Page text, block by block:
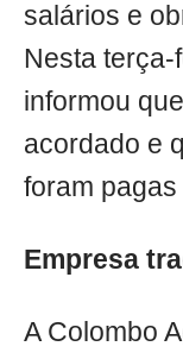
salários e
Nesta
informou
acordado e
foram
Empresa
A Colombo